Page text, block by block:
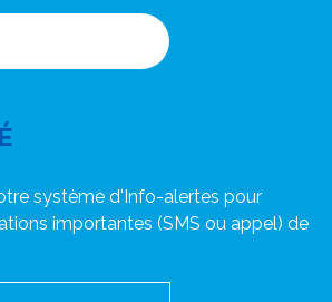
système d'Info-alertes pour
importantes (SMS ou appel) de